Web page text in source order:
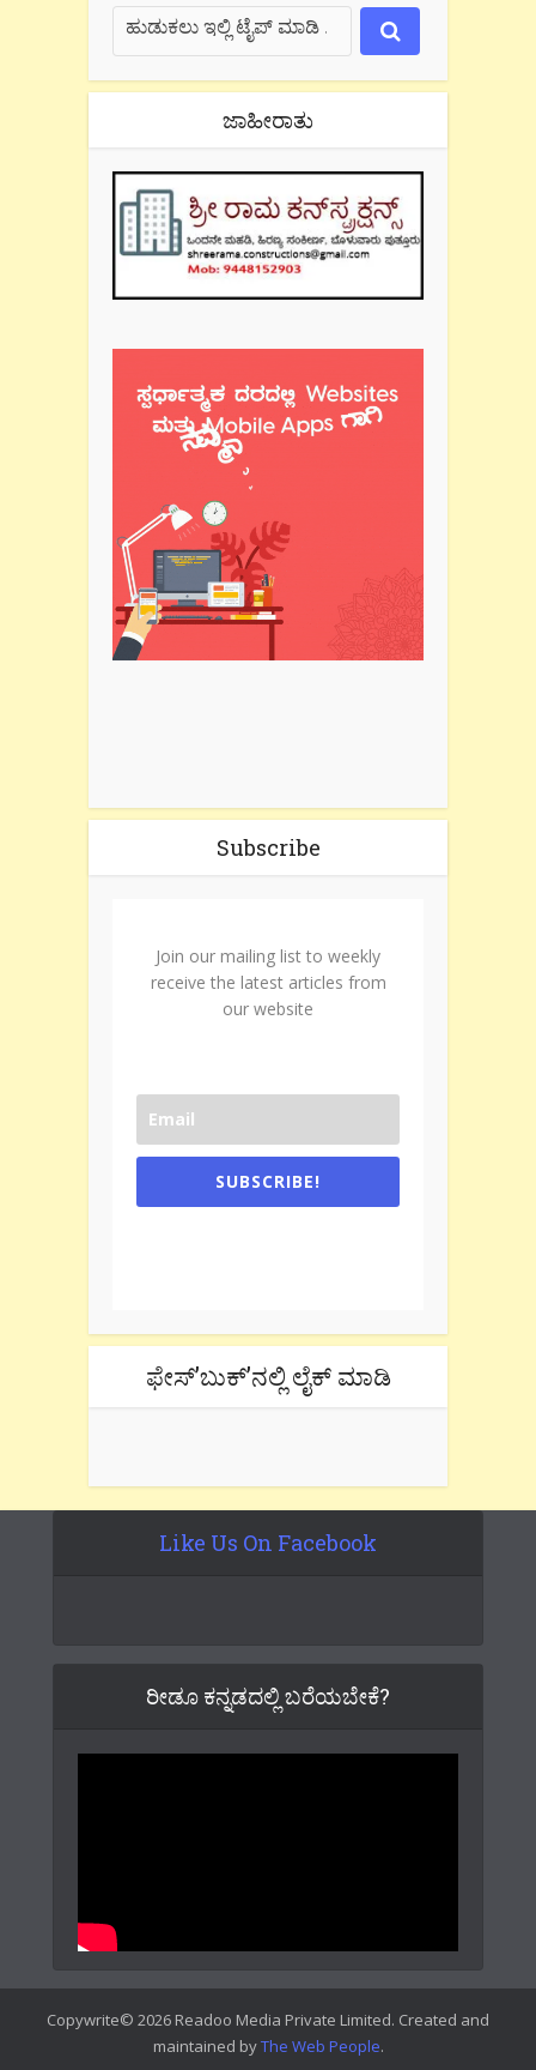
ಜಾಹೀರಾತು
Subscribe
Join our mailing list to weekly
receive the latest articles from
our website
SUBSCRIBE!
ಫೇಸ್’ಬುಕ್’ನಲ್ಲಿ ಲೈಕ್ ಮಾಡಿ
Like Us On Facebook
ರೀಡೂ ಕನ್ನಡದಲ್ಲಿ ಬರೆಯಬೇಕೆ?
Copywrite© 2026 Readoo Media Private Limited. Created and
maintained byThe Web People.